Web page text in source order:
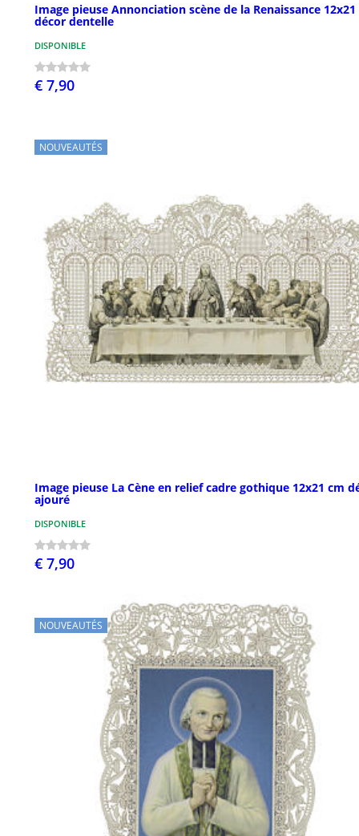
Image pieuse Annonciation scène de la Renaissance
décor dentelle
DISPONIBLE
€ 7,90
NOUVEAUTÉS
Image pieuse La Cène en relief cadre gothique 12x21 cm
ajouré
DISPONIBLE
€ 7,90
NOUVEAUTÉS